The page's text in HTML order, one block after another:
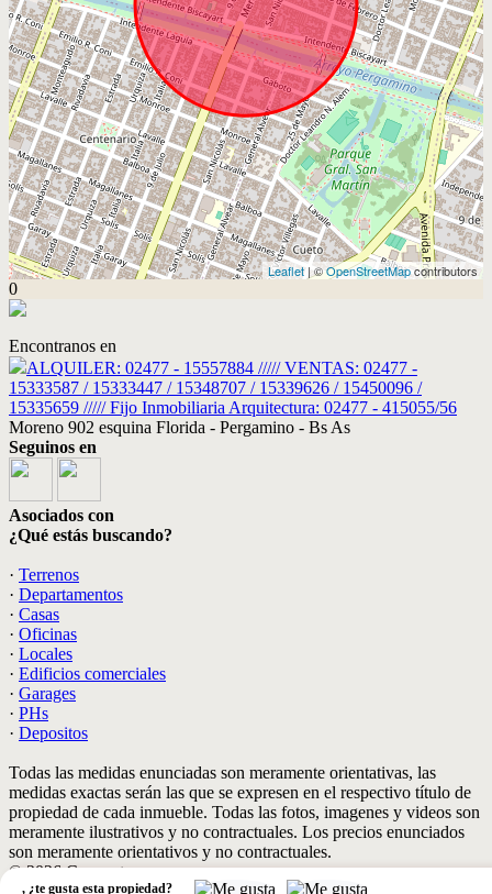
, ¿te gusta esta propiedad?
Leaflet| ©OpenStreetMapcontributors
0
Encontranos en
ALQUILER: 02477 - 15557884 ///// VENTAS: 02477 -
15333587 / 15333447 / 15348707 / 15339626 / 15450096 /
15335659 ///// Fijo Inmobiliaria Arquitectura: 02477 - 415055/56
Moreno 902 esquina Florida - Pergamino - Bs As
Seguinos en
Asociados con
¿Qué estás buscando?
· Terrenos
· Departamentos
· Casas
· Oficinas
· Locales
· Edificios comerciales
· Garages
· PHs
· Depositos
Todas las medidas enunciadas son meramente orientativas, las
medidas exactas serán las que se expresen en el respectivo título de
propiedad de cada inmueble. Todas las fotos, imagenes y videos son
meramente ilustrativos y no contractuales. Los precios enunciados
son meramente orientativos y no contractuales.
© 2026 Concepto.